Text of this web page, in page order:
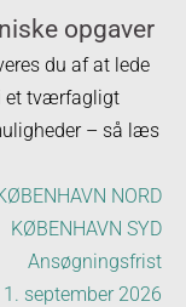
opgaver
du af at lede
et tværfagligt
– så læs
NORD
KØBENHAVN SYD
Ansøgningsfrist
1. september 2026